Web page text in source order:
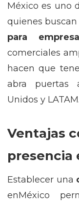
México es uno
quienes
para
comerciales
hacen que
abra puertas
Unidos y LATAM.
Ventajas
presencia
Establecer una
enMéxico